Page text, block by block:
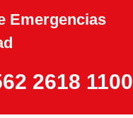
Emergencias
2618 1100